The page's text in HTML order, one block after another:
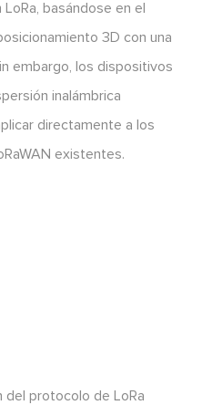
basándose en el
3D con una
embargo, los dispositivos
inalámbrica
directamente a los
existentes.
del protocolo de LoRa